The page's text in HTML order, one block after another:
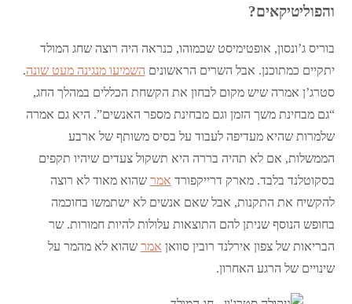
והפוליטיקאים?
בוריס ג’ונסון, אופטימיסט שכמוהו, כנראה היה רוצה שחג המולד
יתקיים כמתוכנן. אבל השרים הראשונים השמיעו מנגינה מעט שונה.
סטרג’ן אמרה שיש מקום לבחון את הקשחת הכללים במהלך החג,
“גם מבחינת משך הזמן וגם מבחינת מספר האנשים”. היא גם אמרה
שלמרות שהיא מעדיפה לעבוד על בסיס משותף של ארבע
הממשלות, אם לא תהיה בררה היא תשקול צעדים שיהיו תקפים
בסקוטלנד בלבד. מארק דרייקפורד אמר שהוא מאוד לא רוצה
להקשיח את התקנות, אבל שאם אנשים לא ישתמשו בחוכמה
בחופש הנוסף שניתן להם התוצאות עלולות להיות חמורות. שר
הבריאות של צפון אירלנד רובין סוואן אמר שהוא לא מהמר על
שינויים של הרגע האחרון.